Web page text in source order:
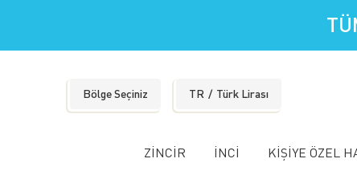
Bölge Seçiniz TR Türk Lirası
ZİNCİR İNCİ KİŞİYE ÖZEL